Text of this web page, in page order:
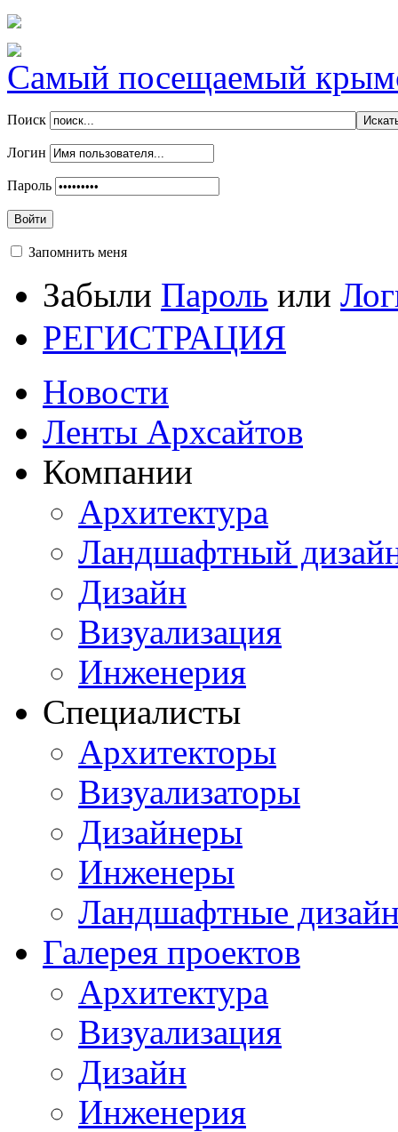
Самый посещаемый
Поиск
Логин
Пароль
Войти
Запомнить меня
Забыли Пароль или
РЕГИСТРАЦИЯ
Новости
Ленты Архсайтов
Компании
Архитектура
Ландшафтный
Дизайн
Визуализация
Инженерия
Специалисты
Архитекторы
Визуализаторы
Дизайнеры
Инженеры
Ландшафтные
Галерея проектов
Архитектура
Визуализация
Дизайн
Инженерия